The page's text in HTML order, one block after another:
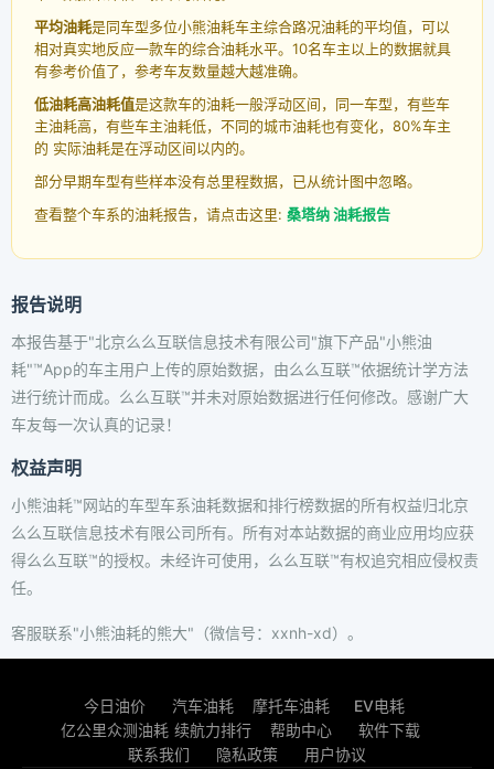
平均油耗是同车型多位小熊油耗车主综合路况油耗的平均值，可以
相对真实地反应一款车的综合油耗水平。10名车主以上的数据就具
有参考价值了，参考车友数量越大越准确。
低油耗高油耗值是这款车的油耗一般浮动区间，同一车型，有些车
主油耗高，有些车主油耗低，不同的城市油耗也有变化，80%车主
的 实际油耗是在浮动区间以内的。
部分早期车型有些样本没有总里程数据，已从统计图中忽略。
查看整个车系的油耗报告，请点击这里: 桑塔纳 油耗报告
报告说明
本报告基于"北京么么互联信息技术有限公司"旗下产品"小熊油
耗"™App的车主用户上传的原始数据，由么么互联™依据统计学方法
进行统计而成。么么互联™并未对原始数据进行任何修改。感谢广大
车友每一次认真的记录！
权益声明
小熊油耗™网站的车型车系油耗数据和排行榜数据的所有权益归北京
么么互联信息技术有限公司所有。所有对本站数据的商业应用均应获
得么么互联™的授权。未经许可使用，么么互联™有权追究相应侵权责
任。
客服联系"小熊油耗的熊大"（微信号：xxnh-xd）。
今日油价 汽车油耗 摩托车油耗
EV电耗
亿公里众测油耗 续航力排行 帮助中心
软件下载
联系我们
隐私政策 用户协议